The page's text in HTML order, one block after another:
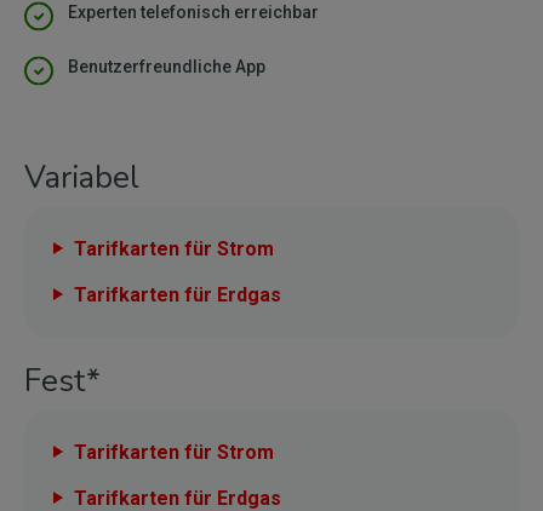
Experten telefonisch erreichbar
Benutzerfreundliche App
Variabel
Tarifkarten für Strom
Tarifkarten für Erdgas
Fest*
Tarifkarten für Strom
Tarifkarten für Erdgas